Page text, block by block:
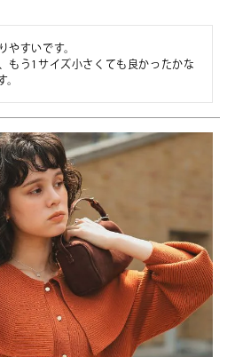
やすいです。
もう1サイズ小さくても良かったかな
。